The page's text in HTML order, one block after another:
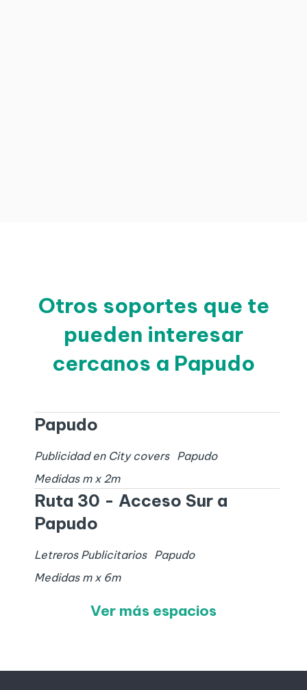
Otros soportes que te
pueden interesar
cercanos a Papudo
Papudo
Publicidad en City covers
Papudo
Medidas m x 2m
Ruta 30 - Acceso Sur a
Papudo
Letreros Publicitarios
Papudo
Medidas m x 6m
Ver más espacios